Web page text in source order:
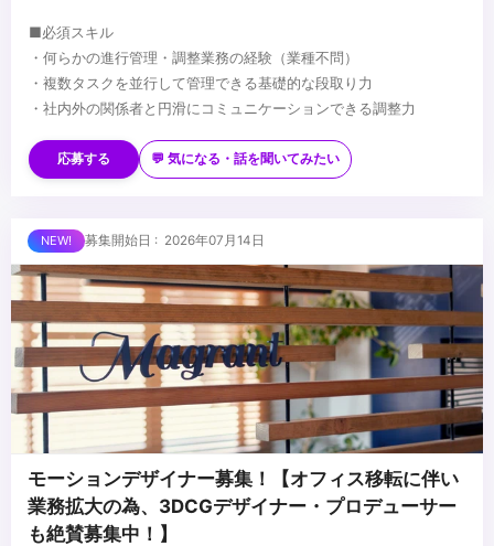
■必須スキル
・何らかの進行管理・調整業務の経験（業種不問）
・複数タスクを並行して管理できる基礎的な段取り力
・社内外の関係者と円滑にコミュニケーションできる調整力
・制作進行・アシスタントディレクター・PMアシスタント等の経
験
・プロジェクト管理ツール（Notion／スプレッドシート等）の使用
・複数の業務を並行して管理した経験
・AIツールの活用に前向きな方
■求める人物像
方
・段取り・気配りが得意で、丁寧かつ粘り強くフォローできる方
・将来PM・プロデューサーを目指す成長意欲のある方
...
応募する 💬 気になる・話を聞いてみたい
募集開始日 : 2026年07月14日
モーションデザイナー募集！【オフィス移転に伴い
業務拡大の為、3DCGデザイナー・プロデューサー
も絶賛募集中！】